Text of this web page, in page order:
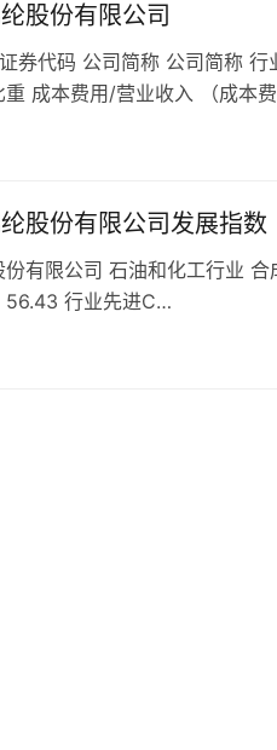
股份有限公司
券代码 公司简称 公司简称
重 成本费用/营业收入 （成本
股份有限公司发展指数
份有限公司 石油和化工行业
56.43 行业先进C…